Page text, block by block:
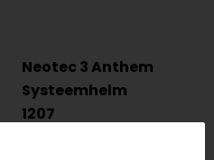
Neotec 3 Anthem
Systeemhelm
1207